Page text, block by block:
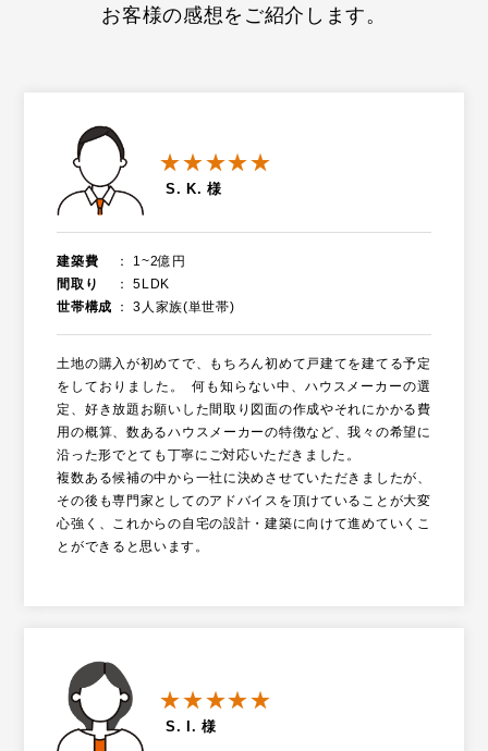
お客様の感想をご紹介します。
★★★★★
S. K. 様
建築費
1~2億円
間取り
5LDK
世帯構成
3人家族(単世帯)
土地の購入が初めてで、もちろん初めて戸建てを建てる予定
をしておりました。 何も知らない中、ハウスメーカーの選
定、好き放題お願いした間取り図面の作成やそれにかかる費
用の概算、数あるハウスメーカーの特徴など、我々の希望に
沿った形でとても丁寧にご対応いただきました。
複数ある候補の中から一社に決めさせていただきましたが、
その後も専門家としてのアドバイスを頂けていることが大変
心強く、これからの自宅の設計・建築に向けて進めていくこ
とができると思います。
★★★★★
S. I. 様